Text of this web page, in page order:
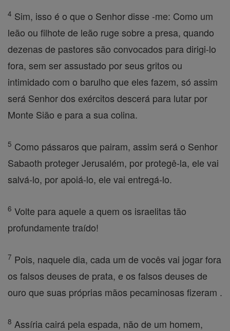
4 Sim, isso é o que o Senhor disse -me: Como um
leão ou filhote de leão ruge sobre a presa, quando
dezenas de pastores são convocados para dirigi-lo
fora, sem ser assustado por seus gritos ou
intimidado com o barulho que eles fazem, só assim
será Senhor dos exércitos descerá para lutar por
Monte Sião e para a sua colina.
5 Como pássaros que pairam, assim será o Senhor
Sabaoth proteger Jerusalém, por protegê-la, ele vai
salvá-lo, por apoiá-lo, ele vai entregá-lo.
6 Volte para aquele a quem os israelitas tão
profundamente traído!
7 Pois, naquele dia, cada um de vocês vai jogar fora
os falsos deuses de prata, e os falsos deuses de
ouro que suas próprias mãos pecaminosas fizeram .
8 Assíria cairá pela espada, não de um homem,